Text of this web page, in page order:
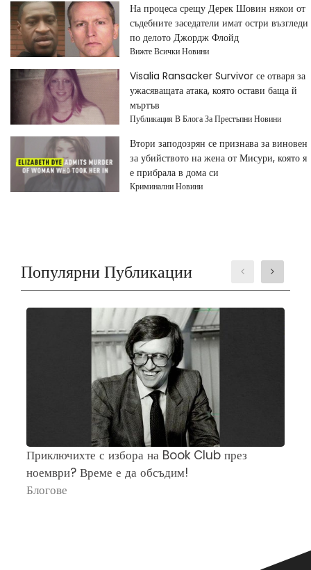
На процеса срещу Дерек Шовин някои от
съдебните заседатели имат остри възгледи
по делото Джордж Флойд
Вижте Всички Новини
Visalia Ransacker Survivor се отваря за
ужасяващата атака, която остави баща й
мъртъв
Публикация В Блога За Престъпни Новини
Втори заподозрян се признава за виновен
за убийството на жена от Мисури, която я
е прибрала в дома си
Криминални Новини
Популярни Публикации
Приключихте с избора на Book Club през
ноември? Време е да обсъдим!
Блогове